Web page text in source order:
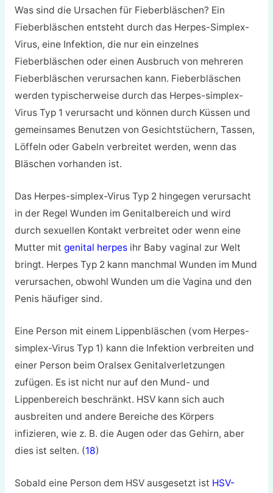
Was sind die Ursachen für Fieberbläschen? Ein
Fieberbläschen entsteht durch das Herpes-Simplex-
Virus, eine Infektion, die nur ein einzelnes
Fieberbläschen oder einen Ausbruch von mehreren
Fieberbläschen verursachen kann. Fieberbläschen
werden typischerweise durch das Herpes-simplex-
Virus Typ 1 verursacht und können durch Küssen und
gemeinsames Benutzen von Gesichtstüchern, Tassen,
Löffeln oder Gabeln verbreitet werden, wenn das
Bläschen vorhanden ist.
Das Herpes-simplex-Virus Typ 2 hingegen verursacht
in der Regel Wunden im Genitalbereich und wird
durch sexuellen Kontakt verbreitet oder wenn eine
Mutter mit genital herpesihr Baby vaginal zur Welt
bringt. Herpes Typ 2 kann manchmal Wunden im Mund
verursachen, obwohl Wunden um die Vagina und den
Penis häufiger sind.
Eine Person mit einem Lippenbläschen (vom Herpes-
simplex-Virus Typ 1) kann die Infektion verbreiten und
einer Person beim Oralsex Genitalverletzungen
zufügen. Es ist nicht nur auf den Mund- und
Lippenbereich beschränkt. HSV kann sich auch
ausbreiten und andere Bereiche des Körpers
infizieren, wie z. B. die Augen oder das Gehirn, aber
dies ist selten. (18)
Sobald eine Person dem HSV ausgesetzt ist HSV-